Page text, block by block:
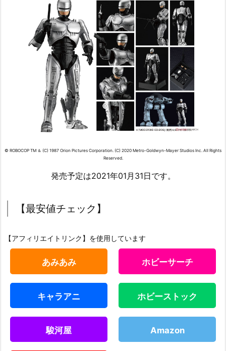
© ROBOCOP TM ＆ (C) 1987 Orion Pictures Corporation. (C) 2020 Metro-Goldwyn-Mayer Studios Inc. All Rights
Reserved.
発売予定は2021年01月31日です。
【最安値チェック】
【アフィリエイトリンク】を使用しています
あみあみ ホビーサーチ
キャラアニ ホビーストック
駿河屋 Amazon